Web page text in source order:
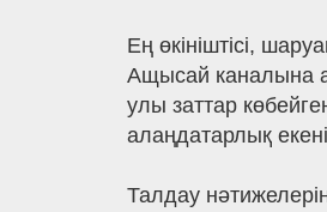
Ең өкініштісі,
Ащысай каналына
улы заттар
алаңдатарлық
Талдау